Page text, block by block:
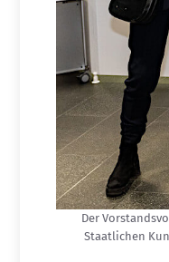
Der
Staatlichen